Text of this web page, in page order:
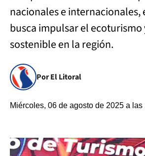
nacionales e internacionales,
busca impulsar el
sostenible en la región.
Por El Litoral
Miércoles, 06 de agosto de 2025 a las